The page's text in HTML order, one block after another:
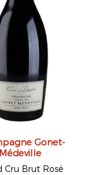
Gonet-
Médeville
Cru Brut Rosé